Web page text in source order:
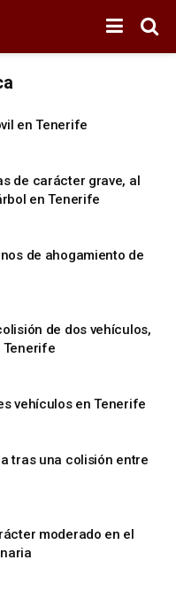
en Tenerife
de carácter grave, al
en Tenerife
de ahogamiento de
de dos vehículos,
Tenerife
vehículos en Tenerife
tras una colisión entre
moderado en el